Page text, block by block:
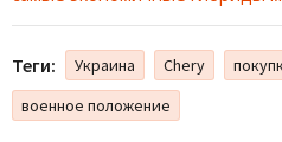
Теги: Украина Chery
военное положение